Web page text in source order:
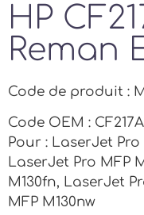
HP
Reman
Code de produit :
Code OEM :
Pour : LaserJet Pro
LaserJet Pro MFP
M130fn, LaserJet
MFP M130nw